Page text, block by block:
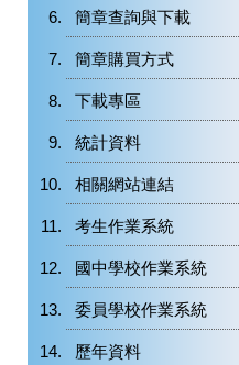
簡章查詢與下載
簡章購買方式
下載專區
統計資料
相關網站連結
考生作業系統
國中學校作業系統
委員學校作業系統
歷年資料